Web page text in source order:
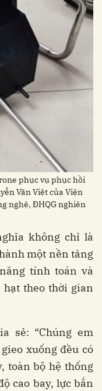
phục vụ phục hồi
Văn Việt của Viện
nghệ, ĐHQG nghiên
không chỉ là
một nền tảng
tính toán và
theo thời gian
sẻ: “Chúng em
xuống đều có
toàn bộ hệ thống
cao bay, lực bắn